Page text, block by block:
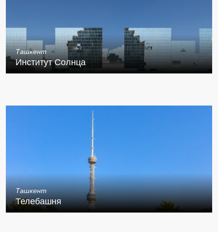
Ташкент
Институт Солнца
Ташкент
Телебашня